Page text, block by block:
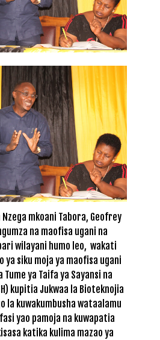
Nzega mkoani Tabora, Geofrey
na maofisa ugani na
wilayani humo leo, wakati
ya siku moja ya maofisa ugani
ya Taifa ya Sayansi na
kupitia Jukwaa la Bioteknojia
la kuwakumbusha wataalamu
yao pamoja na kuwapatia
katika kulima mazao ya